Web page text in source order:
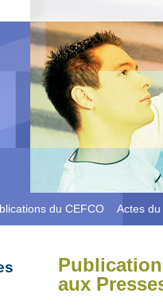
du CEFCO Actes
aux